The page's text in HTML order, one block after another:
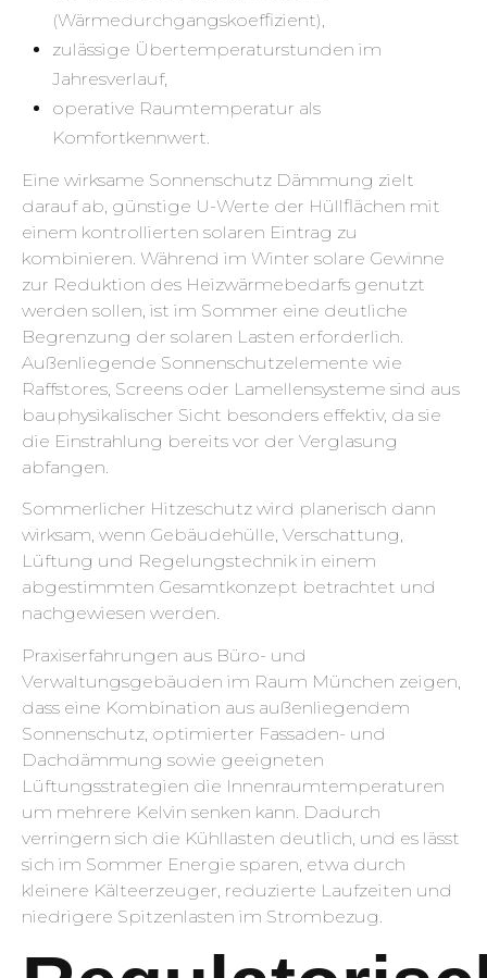
(Wärmedurchgangskoeffizient),
zulässige Übertemperaturstunden im
Jahresverlauf,
operative Raumtemperatur als
Komfortkennwert.
Eine wirksame Sonnenschutz Dämmung zielt
darauf ab, günstige U-Werte der Hüllflächen mit
einem kontrollierten solaren Eintrag zu
kombinieren. Während im Winter solare Gewinne
zur Reduktion des Heizwärmebedarfs genutzt
werden sollen, ist im Sommer eine deutliche
Begrenzung der solaren Lasten erforderlich.
Außenliegende Sonnenschutzelemente wie
Raffstores, Screens oder Lamellensysteme sind aus
bauphysikalischer Sicht besonders effektiv, da sie
die Einstrahlung bereits vor der Verglasung
abfangen.
Sommerlicher Hitzeschutz wird planerisch dann
wirksam, wenn Gebäudehülle, Verschattung,
Lüftung und Regelungstechnik in einem
abgestimmten Gesamtkonzept betrachtet und
nachgewiesen werden.
Praxiserfahrungen aus Büro- und
Verwaltungsgebäuden im Raum München zeigen,
dass eine Kombination aus außenliegendem
Sonnenschutz, optimierter Fassaden- und
Dachdämmung sowie geeigneten
Lüftungsstrategien die Innenraumtemperaturen
um mehrere Kelvin senken kann. Dadurch
verringern sich die Kühllasten deutlich, und es lässt
sich im Sommer Energie sparen, etwa durch
kleinere Kälteerzeuger, reduzierte Laufzeiten und
niedrigere Spitzenlasten im Strombezug.